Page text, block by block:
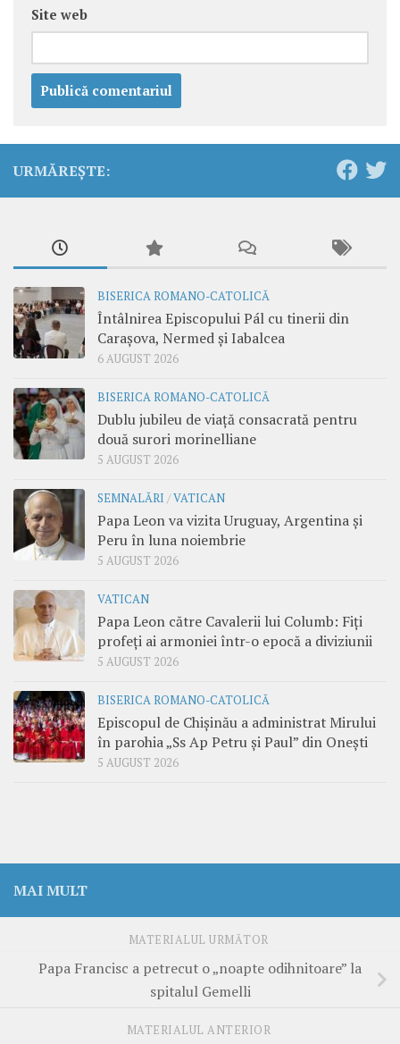
Site web
URMĂREȘTE:
BISERICA ROMANO-CATOLICĂ
Întâlnirea Episcopului Pál cu tinerii din
Carașova, Nermed și Iabalcea
6 AUGUST 2026
BISERICA ROMANO-CATOLICĂ
Dublu jubileu de viață consacrată pentru
două surori morinelliane
5 AUGUST 2026
SEMNALĂRI /VATICAN
Papa Leon va vizita Uruguay, Argentina și
Peru în luna noiembrie
5 AUGUST 2026
VATICAN
Papa Leon către Cavalerii lui Columb: Fiți
profeți ai armoniei într-o epocă a diviziunii
5 AUGUST 2026
BISERICA ROMANO-CATOLICĂ
Episcopul de Chișinău a administrat Mirului
în parohia „Ss Ap Petru și Paul” din Onești
5 AUGUST 2026
MAI MULT
MATERIALUL URMĂTOR
Papa Francisc a petrecut o „noapte odihnitoare” la
spitalul Gemelli
MATERIALUL ANTERIOR